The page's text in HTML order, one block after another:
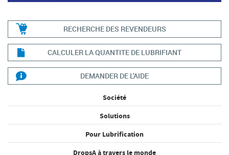
RECHERCHE DES REVENDEURS
CALCULER LA QUANTITE DE LUBRIFIANT
DEMANDER DE L'AIDE
Société
Solutions
Pour Lubrification
DropsA à travers le monde